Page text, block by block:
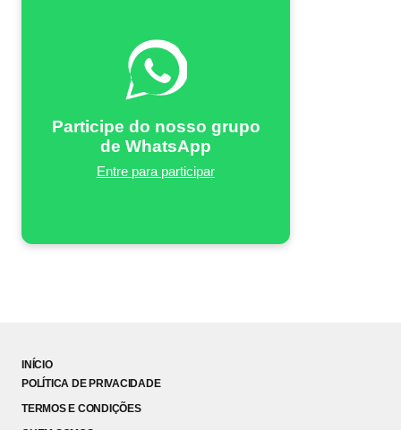
Participe do nosso grupo
de WhatsApp
Entre para participar
INÍCIO
POLÍTICA DE PRIVACIDADE
TERMOS E CONDIÇÕES